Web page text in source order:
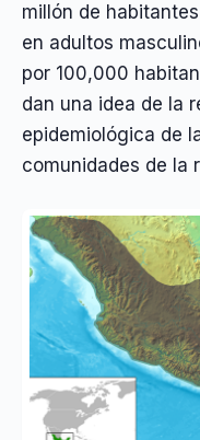
millón de
en adultos
por 100,000
dan una idea de la
epidemiológica de
comunidades de la